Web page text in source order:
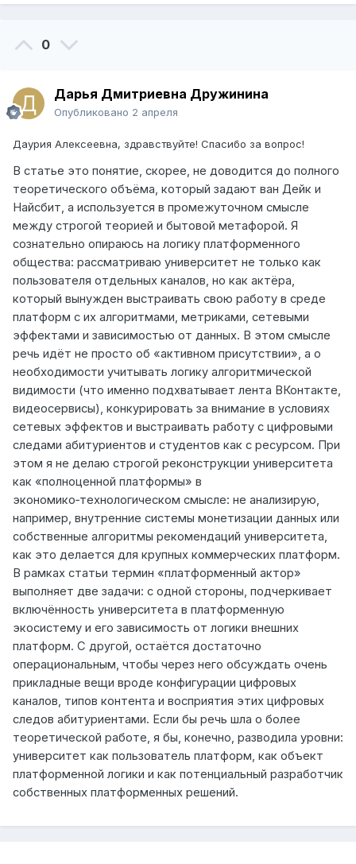
0
Дарья Дмитриевна Дружинина
Опубликовано 2 апреля
Даурия Алексеевна, здравствуйте! Спасибо за вопрос!
В статье это понятие, скорее, не доводится до полного
теоретического объёма, который задают ван Дейк и
Найсбит, а используется в промежуточном смысле
между строгой теорией и бытовой метафорой. Я
сознательно опираюсь на логику платформенного
общества: рассматриваю университет не только как
пользователя отдельных каналов, но как актёра,
который вынужден выстраивать свою работу в среде
платформ с их алгоритмами, метриками, сетевыми
эффектами и зависимостью от данных. В этом смысле
речь идёт не просто об «активном присутствии», а о
необходимости учитывать логику алгоритмической
видимости (что именно подхватывает лента ВКонтакте,
видеосервисы), конкурировать за внимание в условиях
сетевых эффектов и выстраивать работу с цифровыми
следами абитуриентов и студентов как с ресурсом. При
этом я не делаю строгой реконструкции университета
как «полноценной платформы» в
экономико‑технологическом смысле: не анализирую,
например, внутренние системы монетизации данных или
собственные алгоритмы рекомендаций университета,
как это делается для крупных коммерческих платформ.
В рамках статьи термин «платформенный актор»
выполняет две задачи: с одной стороны, подчеркивает
включённость университета в платформенную
экосистему и его зависимость от логики внешних
платформ. С другой, остаётся достаточно
операциональным, чтобы через него обсуждать очень
прикладные вещи вроде конфигурации цифровых
каналов, типов контента и восприятия этих цифровых
следов абитуриентами. Если бы речь шла о более
теоретической работе, я бы, конечно, разводила уровни:
университет как пользователь платформ, как объект
платформенной логики и как потенциальный разработчик
собственных платформенных решений.